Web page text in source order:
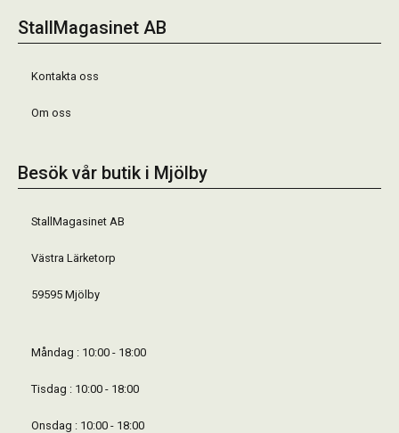
StallMagasinet AB
Kontakta oss
Om oss
Besök vår butik i Mjölby
StallMagasinet AB
Västra Lärketorp
59595 Mjölby
Måndag : 10:00 - 18:00
Tisdag : 10:00 - 18:00
Onsdag : 10:00 - 18:00